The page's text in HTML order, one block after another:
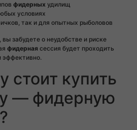
фидерных удилищ
условиях
так и для опытных рыболовов
, вы забудете о неудобстве и риске
фидерная сессия будет проходить
эффективно.
стоит купить
— фидерную